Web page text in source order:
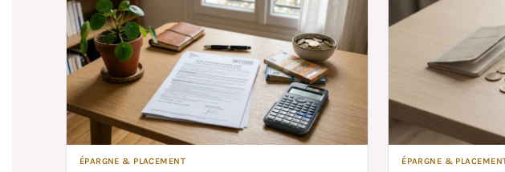
ÉPARGNE & PLACEMENT ÉPARGNE &